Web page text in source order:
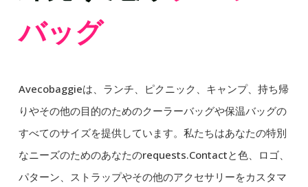
バッグ
Avecobaggieは、ランチ、ピクニック、キャンプ、持ち帰
りやその他の目的のためのクーラーバッグや保温バッグの
すべてのサイズを提供しています。私たちはあなたの特別
なニーズのためのあなたのrequests.Contactと色、ロゴ、
パターン、ストラップやその他のアクセサリーをカスタマ